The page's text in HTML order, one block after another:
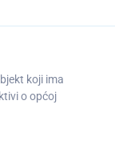
koji ima
o općoj